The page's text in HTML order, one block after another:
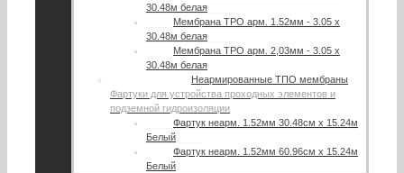
30.48м белая
Мембрана TPO арм. 1.52мм - 3.05 х
30.48м белая
Мембрана TPO арм. 2,03мм - 3.05 х
30.48м белая
Неармированные ТПО мембраны
Фартуки для устройства проходных элементов и
подземной гидроизоляции
Фартук неарм. 1.52мм 30.48см х 15.24м
Белый
Фартук неарм. 1.52мм 60.96см х 15.24м
Белый